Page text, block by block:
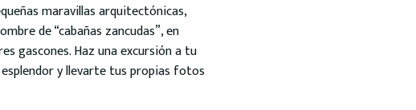
maravillas arquitectónicas,
de “cabañas zancudas”, en
gascones. Haz una excursión a tu
y llevarte tus propias fotos